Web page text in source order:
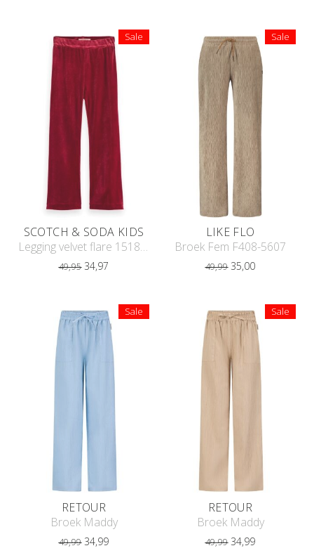
SCOTCH & SODA KIDS
Legging velvet flare 151891
49,95 34,97
Sale
LIKE FLO
Broek Fem F408-5607
49,99 35,00
Sale
RETOUR
Broek Maddy
49,99 34,99
Sale
RETOUR
Broek Maddy
49,99 34,99
Sale